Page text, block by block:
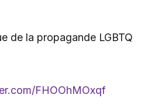
de la propagande LGBTQ
FHOOhMOxqf